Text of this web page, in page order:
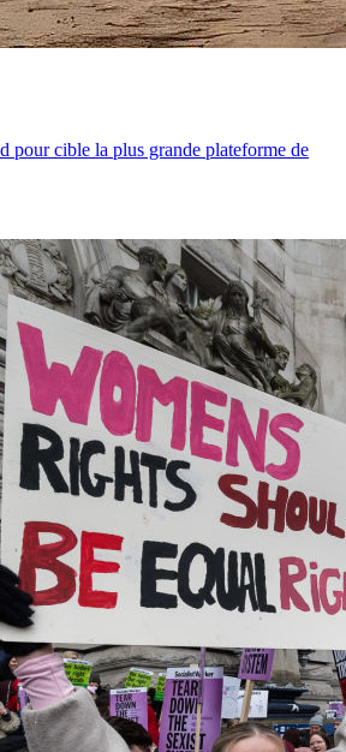
pour cible la plus grande plateforme de